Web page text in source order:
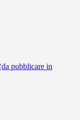
pubblicare in